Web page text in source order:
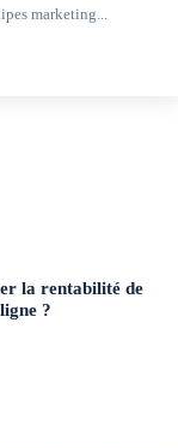
marketing...
la rentabilité de
?